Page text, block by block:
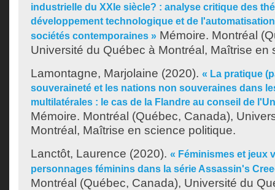
industrielle du XXIe siècle? : analyse critique des
développement technologique et de
sociétés contemporaines » Mémoire. Montréal
Université du Québec à Montréal, Maîtrise en
Lamontagne, Marjolaine (2020). « La pratique
souveraineté et les nations non souveraines dans
multilatérales : le cas de la Flandre au conseil de
Mémoire. Montréal (Québec, Canada),
Montréal, Maîtrise en science politique.
Lanctôt, Laurence (2020). « Féminismes et jeux
personnages féminins dans la série Assassin's
Montréal (Québec, Canada), Université du